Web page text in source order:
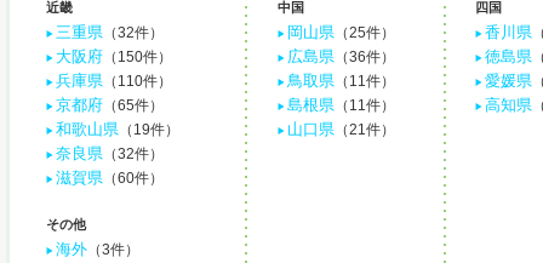
近畿
三重県 （32件）
大阪府 （150件）
兵庫県 （110件）
京都府 （65件）
和歌山県 （19件）
奈良県 （32件）
滋賀県 （60件）
中国
岡山県 （25件）
広島県 （36件）
鳥取県 （11件）
島根県 （11件）
山口県 （21件）
四国
香川県
徳島県
愛媛県
高知県
その他
海外 （3件）